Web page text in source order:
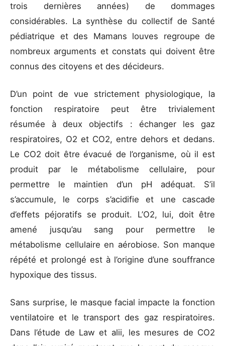
trois dernières années) de dommages
considérables. La synthèse du collectif de Santé
pédiatrique et des Mamans louves regroupe de
nombreux arguments et constats qui doivent être
connus des citoyens et des décideurs.
D’un point de vue strictement physiologique, la
fonction respiratoire peut être trivialement
résumée à deux objectifs : échanger les gaz
respiratoires, O2 et CO2, entre dehors et dedans.
Le CO2 doit être évacué de l’organisme, où il est
produit par le métabolisme cellulaire, pour
permettre le maintien d’un pH adéquat. S’il
s’accumule, le corps s’acidifie et une cascade
d’effets péjoratifs se produit. L’O2, lui, doit être
amené jusqu’au sang pour permettre le
métabolisme cellulaire en aérobiose. Son manque
répété et prolongé est à l’origine d’une souffrance
hypoxique des tissus.
Sans surprise, le masque facial impacte la fonction
ventilatoire et le transport des gaz respiratoires.
Dans l’étude de Law et alii, les mesures de CO2